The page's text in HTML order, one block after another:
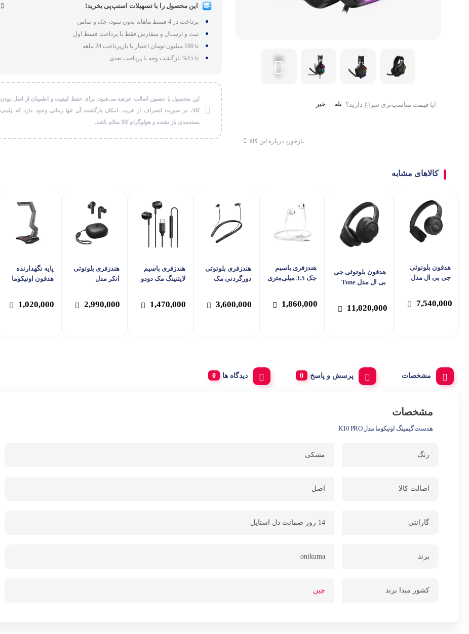
آیا قیمت مناسب‌تری سراغ دارید؟ بله | خیر
بازخورد درباره این کالا
این محصول را با تسهیلات اسنپ‌پی بخرید!
پرداخت در 4 قسط ماهانه بدون سود، چک و ضامن
ثبت و ارسـال و سفارش فقط با پرداخت قسط اول
تا 100 میلیون تومان اعتبار با بازپرداخت 24 ماهه
تا 15% بازگشت وجه با پرداخت نقدی
این محصول با تضمین اصالت عرضه می‌شود. برای حفظ کیفیت و اطمینان از اصل بودن
کالا، در صورت انصراف از خرید، امکان بازگشت آن تنها زمانی وجود دارد که پلمپ
بسته‌بندی باز نشده و هولوگرام کالا سالم باشد.
کالاهای مشابه
هدفون بلوتوثی
جی بی ال مدل
7,540,000
هدفون بلوتوثی جی
بی ال مدل Tune
11,020,000
هندزفری باسیم
جک 3.5 میلی‌متری
6081
1,860,000
هندزفری بلوتوثی
دورگردنی مک
3,600,000
هندزفری باسیم
لایتنینگ مک دودو
1,470,000
هندزفری بلوتوثی
انکر مدل
2,990,000
پایه نگهدارنده
هدفون اونیکوما
1,020,000
مشخصات پرسش و پاسخ دیدگاه ها
مشخصات
هدست گیمینگ اونیکوما مدل K10 PRO
رنگ مشکی
اصالت کالا اصل
گارانتی 14 روز ضمانت دل استایل
برند onikuma
کشور مبدا برند چین